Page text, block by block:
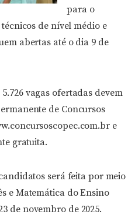
para o
de nível médio e
abertas até o dia 9 de
vagas ofertadas devem
de Concursos
e
gratuita.
será feita por meio
e Matemática do Ensino
de novembro de 2025.